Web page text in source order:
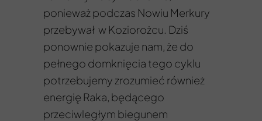
ponieważ podczas Nowiu Merkury
przebywał w Koziorożcu. Dziś
ponownie pokazuje nam, że do
pełnego domknięcia tego cyklu
potrzebujemy zrozumieć również
energię Raka, będącego
przeciwległym biegunem